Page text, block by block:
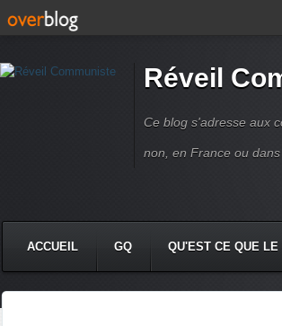
Réveil
Ce blog s'adresse aux
non, en France ou
ACCUEIL GQ QU'EST CE QUE